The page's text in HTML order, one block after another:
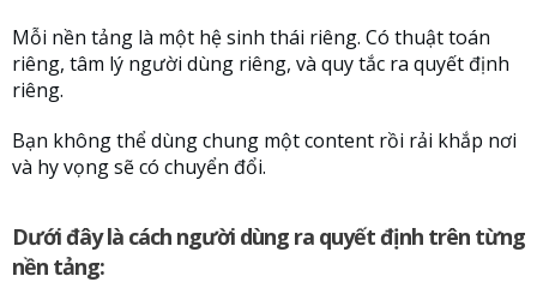
Mỗi nền tảng là một hệ sinh thái riêng. Có thuật toán
riêng, tâm lý người dùng riêng, và quy tắc ra quyết định
riêng.
Bạn không thể dùng chung một content rồi rải khắp nơi
và hy vọng sẽ có chuyển đổi.
Dưới đây là cách người dùng ra quyết định trên từng
nền tảng: